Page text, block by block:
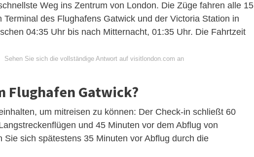
Weg ins Zentrum von London. Die Züge fahren alle 15
des Flughafens Gatwick und der Victoria Station in
04:35 Uhr bis nach Mitternacht, 01:35 Uhr. Die Fahrtzeit
Sehen Sie sich die vollständige Antwort auf visitlondon.com an
Flughafen Gatwick?
um mitreisen zu können: Der Check-in schließt 60
und 45 Minuten vor dem Abflug von
Sie sich spätestens 35 Minuten vor Abflug durch die